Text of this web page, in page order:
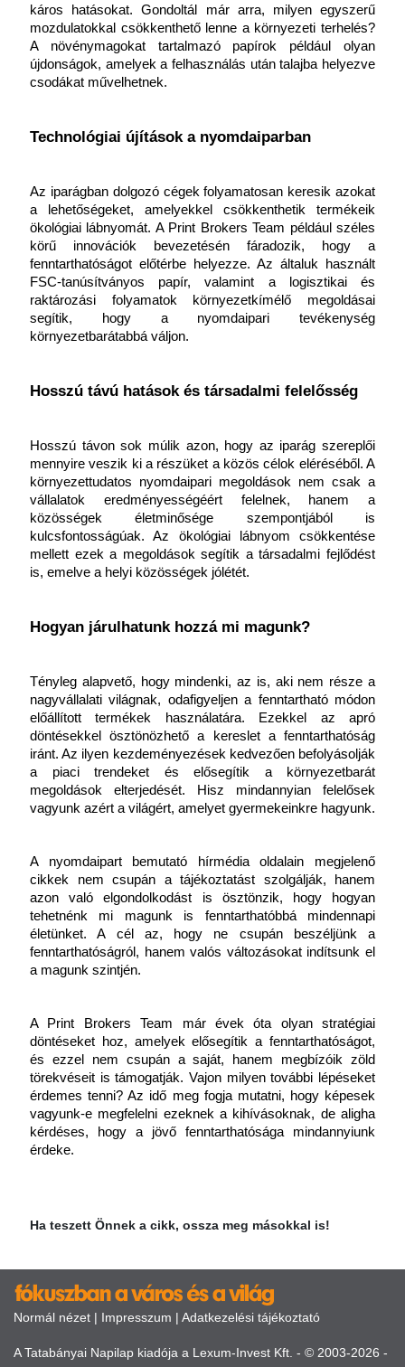
káros hatásokat. Gondoltál már arra, milyen egyszerű
mozdulatokkal csökkenthető lenne a környezeti terhelés?
A növénymagokat tartalmazó papírok például olyan
újdonságok, amelyek a felhasználás után talajba helyezve
csodákat művelhetnek.
Technológiai újítások a nyomdaiparban
Az iparágban dolgozó cégek folyamatosan keresik azokat
a lehetőségeket, amelyekkel csökkenthetik termékeik
ökológiai lábnyomát. A Print Brokers Team például széles
körű innovációk bevezetésén fáradozik, hogy a
fenntarthatóságot előtérbe helyezze. Az általuk használt
FSC-tanúsítványos papír, valamint a logisztikai és
raktározási folyamatok környezetkímélő megoldásai
segítik, hogy a nyomdaipari tevékenység
környezetbarátabbá váljon.
Hosszú távú hatások és társadalmi felelősség
Hosszú távon sok múlik azon, hogy az iparág szereplői
mennyire veszik ki a részüket a közös célok eléréséből. A
környezettudatos nyomdaipari megoldások nem csak a
vállalatok eredményességéért felelnek, hanem a
közösségek életminősége szempontjából is
kulcsfontosságúak. Az ökológiai lábnyom csökkentése
mellett ezek a megoldások segítik a társadalmi fejlődést
is, emelve a helyi közösségek jólétét.
Hogyan járulhatunk hozzá mi magunk?
Tényleg alapvető, hogy mindenki, az is, aki nem része a
nagyvállalati világnak, odafigyeljen a fenntartható módon
előállított termékek használatára. Ezekkel az apró
döntésekkel ösztönözhető a kereslet a fenntarthatóság
iránt. Az ilyen kezdeményezések kedvezően befolyásolják
a piaci trendeket és elősegítik a környezetbarát
megoldások elterjedését. Hisz mindannyian felelősek
vagyunk azért a világért, amelyet gyermekeinkre hagyunk.
A nyomdaipart bemutató hírmédia oldalain megjelenő
cikkek nem csupán a tájékoztatást szolgálják, hanem
azon való elgondolkodást is ösztönzik, hogy hogyan
tehetnénk mi magunk is fenntarthatóbbá mindennapi
életünket. A cél az, hogy ne csupán beszéljünk a
fenntarthatóságról, hanem valós változásokat indítsunk el
a magunk szintjén.
A Print Brokers Team már évek óta olyan stratégiai
döntéseket hoz, amelyek elősegítik a fenntarthatóságot,
és ezzel nem csupán a saját, hanem megbízóik zöld
törekvéseit is támogatják. Vajon milyen további lépéseket
érdemes tenni? Az idő meg fogja mutatni, hogy képesek
vagyunk-e megfelelni ezeknek a kihívásoknak, de aligha
kérdéses, hogy a jövő fenntarthatósága mindannyiunk
érdeke.
Ha teszett Önnek a cikk, ossza meg másokkal is!
Normál nézet | Impresszum | Adatkezelési tájékoztató
A Tatabányai Napilap kiadója a Lexum-Invest Kft. - © 2003-2026 -